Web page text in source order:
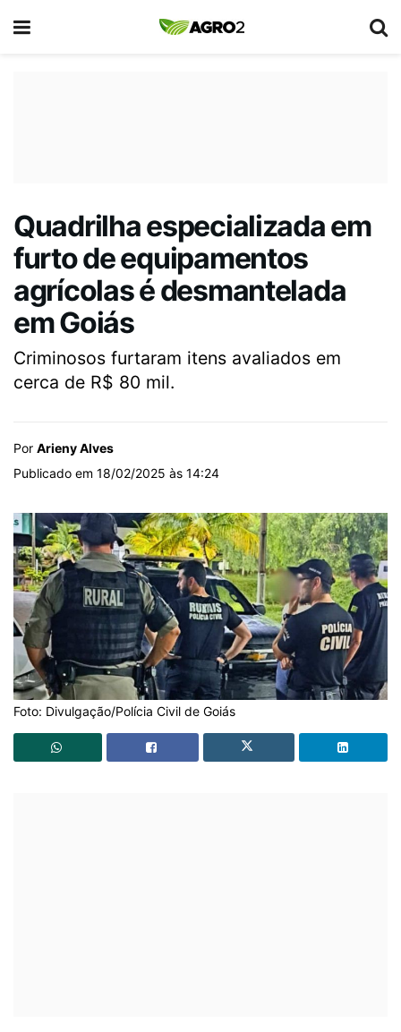
Quadrilha especializada em
furto de equipamentos
agrícolas é desmantelada
em Goiás
Criminosos furtaram itens avaliados em
cerca de R$ 80 mil.
Por Arieny Alves
Publicado em 18/02/2025 às 14:24
Foto: Divulgação/Polícia Civil de Goiás